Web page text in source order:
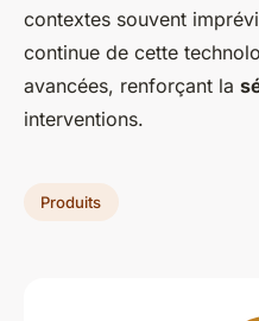
contextes souvent
continue de cette
avancées, renforçant la
interventions.
Produits